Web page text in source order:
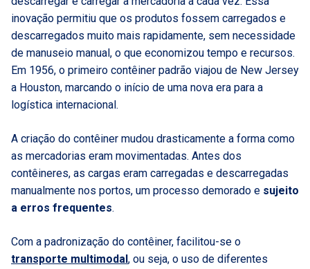
inovação permitiu que os produtos fossem carregados e
descarregados muito mais rapidamente, sem necessidade
de manuseio manual, o que economizou tempo e recursos.
Em 1956, o primeiro contêiner padrão viajou de New Jersey
a Houston, marcando o início de uma nova era para a
logística internacional.
A criação do contêiner mudou drasticamente a forma como
as mercadorias eram movimentadas. Antes dos
contêineres, as cargas eram carregadas e descarregadas
manualmente nos portos, um processo demorado e sujeito
a erros frequentes.
Com a padronização do contêiner, facilitou-se o
transporte multimodal, ou seja, o uso de diferentes